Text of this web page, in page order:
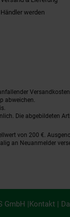
Händler werden
abweichen.
Die abgebildeten
von 200 €.
an Neuanmelder
GmbH |Kontakt |